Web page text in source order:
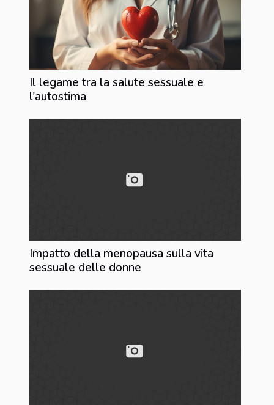
Il legame tra la salute sessuale e
l'autostima
Impatto della menopausa sulla vita
sessuale delle donne